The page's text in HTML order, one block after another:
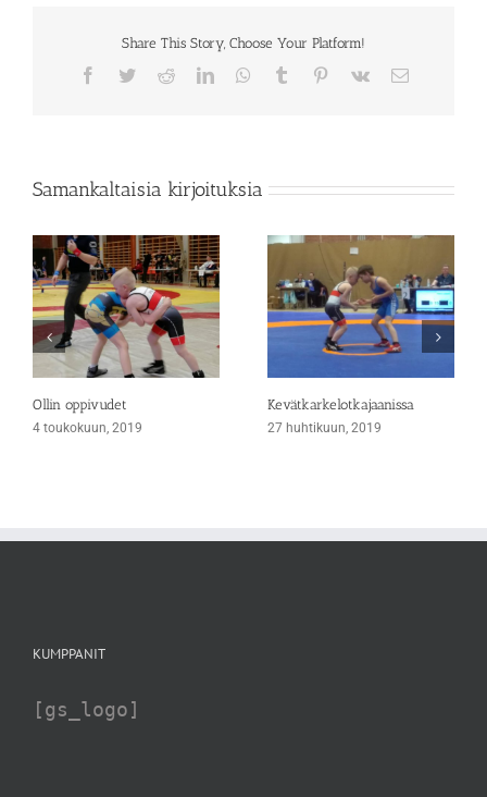
Share This Story, Choose Your Platform!
Facebook
TwitterRedditLinkedInWhatsApp
Tumblr Pinterest
Vk Sähköposti
Samankaltaisia kirjoituksia
Ollin oppivudet
4 toukokuun, 2019
Kevätkarkelotkajaanissa
27 huhtikuun, 2019
KUMPPANIT
[gs_logo]